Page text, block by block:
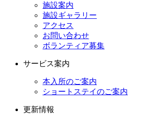
施設案内
施設ギャラリー
アクセス
お問い合わせ
ボランティア募集
サービス案内
本入所のご案内
ショートステイのご案内
更新情報